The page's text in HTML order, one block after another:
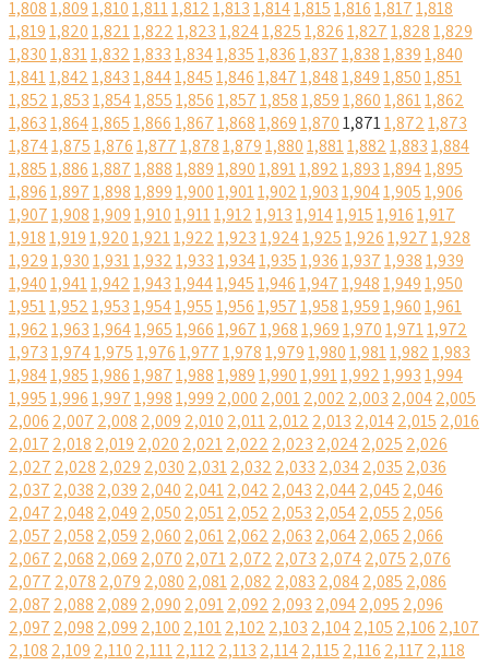
1,8081,8091,8101,8111,8121,8131,8141,8151,8161,8171,818
1,8191,8201,8211,8221,8231,8241,8251,8261,8271,8281,829
1,8301,8311,8321,8331,8341,8351,8361,8371,8381,8391,840
1,8411,8421,8431,8441,8451,8461,8471,8481,8491,8501,851
1,8521,8531,8541,8551,8561,8571,8581,8591,8601,8611,862
1,8631,8641,8651,8661,8671,8681,8691,8701,8711,8721,873
1,8741,8751,8761,8771,8781,8791,8801,8811,8821,8831,884
1,8851,8861,8871,8881,8891,8901,8911,8921,8931,8941,895
1,8961,8971,8981,8991,9001,9011,9021,9031,9041,9051,906
1,9071,9081,9091,9101,9111,9121,9131,9141,9151,9161,917
1,9181,9191,9201,9211,9221,9231,9241,9251,9261,9271,928
1,9291,9301,9311,9321,9331,9341,9351,9361,9371,9381,939
1,9401,9411,9421,9431,9441,9451,9461,9471,9481,9491,950
1,9511,9521,9531,9541,9551,9561,9571,9581,9591,9601,961
1,9621,9631,9641,9651,9661,9671,9681,9691,9701,9711,972
1,9731,9741,9751,9761,9771,9781,9791,9801,9811,9821,983
1,9841,9851,9861,9871,9881,9891,9901,9911,9921,9931,994
1,9951,9961,9971,9981,999 2,000 2,0012,002 2,003 2,0042,005
2,006 2,007 2,008 2,009 2,010 2,0112,012 2,013 2,0142,015 2,016
2,017 2,018 2,019 2,020 2,0212,022 2,023 2,0242,025 2,026
2,027 2,028 2,029 2,030 2,0312,032 2,033 2,0342,035 2,036
2,037 2,038 2,039 2,040 2,0412,042 2,043 2,0442,045 2,046
2,047 2,048 2,049 2,050 2,0512,052 2,053 2,0542,055 2,056
2,057 2,058 2,059 2,060 2,0612,062 2,063 2,0642,065 2,066
2,067 2,068 2,069 2,070 2,0712,072 2,073 2,0742,075 2,076
2,077 2,078 2,079 2,080 2,0812,082 2,083 2,0842,085 2,086
2,087 2,088 2,089 2,090 2,0912,092 2,093 2,0942,095 2,096
2,097 2,098 2,099 2,100 2,1012,102 2,103 2,1042,105 2,106 2,107
2,108 2,109 2,110 2,1112,112 2,113 2,1142,115 2,116 2,117 2,118